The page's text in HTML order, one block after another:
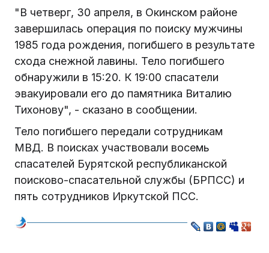
"В четверг, 30 апреля, в Окинском районе
завершилась операция по поиску мужчины
1985 года рождения, погибшего в результате
схода снежной лавины. Тело погибшего
обнаружили в 15:20. К 19:00 спасатели
эвакуировали его до памятника Виталию
Тихонову", - сказано в сообщении.
Тело погибшего передали сотрудникам
МВД. В поисках участвовали восемь
спасателей Бурятской республиканской
поисково-спасательной службы (БРПСС) и
пять сотрудников Иркутской ПСС.